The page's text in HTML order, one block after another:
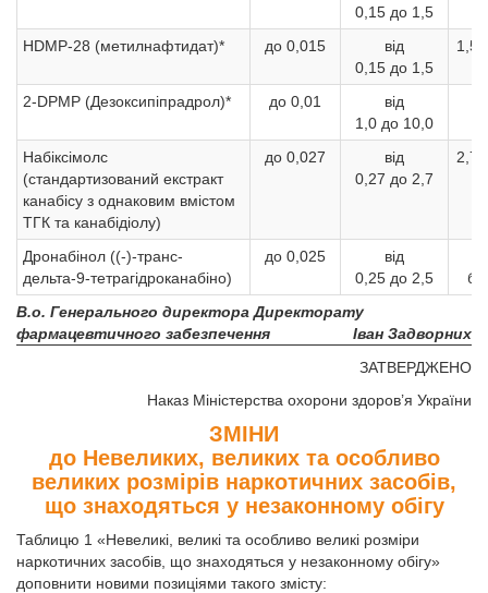
0,15 до 1,5
HDMP-28 (метилнафтидат)* до 0,015
від
0,15 до 1,5
1,5
2-DPMP (Дезоксипіпрадрол)* до 0,01
від
1,0 до 10,0
Набіксімолс
(стандартизований екстракт
канабісу з однаковим вмістом
ТГК та канабідіолу)
до 0,027
від
0,27 до 2,7
2,7
Дронабінол ((-)-транс-
дельта-9-тетрагідроканабіно)
до 0,025
від
0,25 до 2,5
В.о. Генерального директора Директорату
фармацевтичного забезпечення
Іван Задворних
ЗАТВЕРДЖЕНО
Наказ Міністерства охорони здоров’я України
ЗМІНИ
до Невеликих, великих та особливо
великих розмірів наркотичних засобів,
що знаходяться у незаконному обігу
Таблицю 1 «Невеликі, великі та особливо великі розміри
наркотичних засобів, що знаходяться у незаконному обігу»
доповнити новими позиціями такого змісту: